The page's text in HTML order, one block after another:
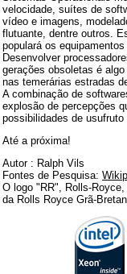
velocidade, suítes de
vídeo e imagens,
flutuante, dentre outros.
populará os
Desenvolver
gerações obsoletas é
nas temerárias estradas
A combinação de
explosão de percepções
possibilidades de
Até a próxima!
Autor : Ralph Vils
Fontes de Pesquisa:
O logo "RR", Rolls-
da Rolls Royce Grã-